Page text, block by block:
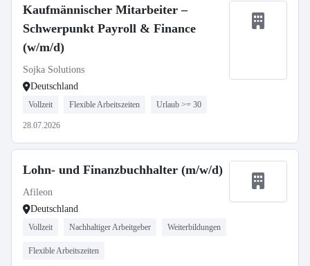
Kaufmännischer Mitarbeiter –
Schwerpunkt Payroll & Finance
(w/m/d)
Sojka Solutions
Deutschland
Vollzeit Flexible Arbeitszeiten Urlaub >= 30
28.07.2026
Lohn- und Finanzbuchhalter (m/w/d)
Afileon
Deutschland
Vollzeit Nachhaltiger Arbeitgeber Weiterbildungen
Flexible Arbeitszeiten